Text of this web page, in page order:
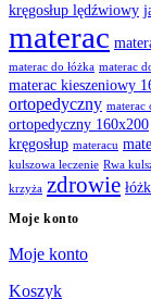
kręgosłup lędźwiowy
materac
materac do łóżka materac
materac kieszeniowy
ortopedyczny materac
ortopedyczny 160x200
kręgosłup materacu
kulszowa leczenie Rwa
krzyża zdrowie
Moje konto
Moje konto
Koszyk